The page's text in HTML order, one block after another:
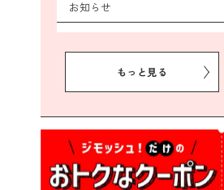
お知らせ
ン作戦参加者募集
対抗「福岡駅伝」出場選手募
集！
もっと見る